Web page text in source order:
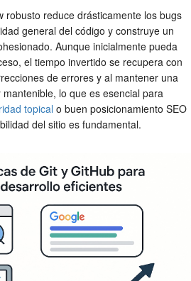
robusto reduce drásticamente los bugs
general del código y construye un
Aunque inicialmente pueda
el tiempo invertido se recupera con
de errores y al mantener una
lo que es esencial para
topical o buen posicionamiento SEO
del sitio es fundamental.